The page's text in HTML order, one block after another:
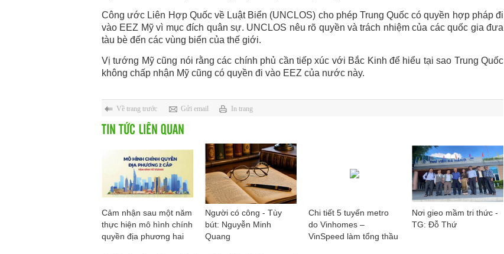
Công ước Liên Hợp Quốc về Luật Biển (UNCLOS) cho phép Trung Quốc có quyền hợp pháp đi
vào EEZ Mỹ vì mục đích quân sự. UNCLOS nêu rõ quyền và trách nhiệm của các quốc gia đưa
tàu bè đến các vùng biển của thế giới.
Vị tướng Mỹ cũng nói rằng các chính phủ cần tiếp xúc với Bắc Kinh để hiểu tại sao Trung Quốc
không chấp nhận Mỹ cũng có quyền đi vào EEZ của nước này.
Về trang trước Gửi email In trang
TIN TỨC LIÊN QUAN
Cảm nhận sau một năm
thực hiện mô hình chính
quyền địa phương hai
Người có công - Tùy
bút: Nguyễn Minh
Quang
Chi tiết 5 tuyến metro
do Vinhomes –
VinSpeed làm tổng thầu
Nơi gieo mầm tri thức -
TG: Đỗ Thứ